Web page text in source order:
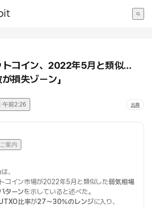
トコイン、2022年5月と類似…
損失ゾーン」
午前2:26 出典
案内
、
コイン市場が2022年5月と類似した弱気相場
ターンを示していると述べた。
比率が27〜30%のレンジに入り、